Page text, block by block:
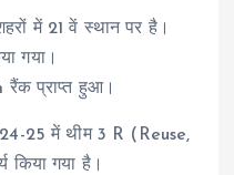
में 21 वें स्थान पर है।
गया।
रैंक प्राप्त हुआ।
25 में थीम 3 R (Reuse,
किया गया है।